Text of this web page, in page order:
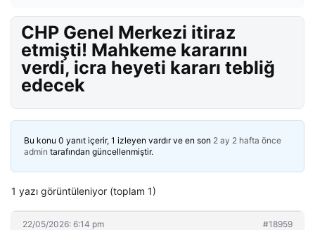
CHP Genel Merkezi itiraz
etmişti! Mahkeme kararını
verdi, icra heyeti kararı tebliğ
edecek
Bu konu 0 yanıt içerir, 1 izleyen vardır ve en son 2 ay 2 hafta önce
admin tarafından güncellenmiştir.
1 yazı görüntüleniyor (toplam 1)
22/05/2026: 6:14 pm #18959